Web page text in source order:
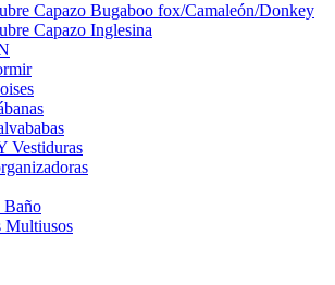
Capazo Bugaboo fox/Camaleón/Donkey
Capazo Inglesina
Vestiduras
Baño
Multiusos